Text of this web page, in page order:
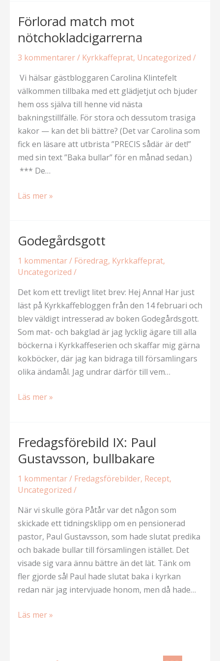
ha
mormorsrutor
till
Förlorad match mot
nötchokladcigarrerna
3 kommentarer/ Kyrkkaffeprat, Uncategorized /
Vi hälsar gästbloggaren Carolina Klintefelt
välkommen tillbaka med ett glädjetjut och bjuder
hem oss själva till henne vid nästa
bakningstillfälle. För stora och dessutom trasiga
kakor — kan det bli bättre? (Det var Carolina som
fick en läsare att utbrista ”PRECIS sådär är det!”
med sin text ”Baka bullar” för en månad sedan.)
*** De…
Förlorad
nötchokladcigarrerna
Läs mer »
Godegårdsgott
1 kommentar/ Föredrag, Kyrkkaffeprat,
Uncategorized /
Det kom ett trevligt litet brev: Hej Anna! Har just
läst på Kyrkkaffebloggen från den 14 februari och
blev väldigt intresserad av boken Godegårdsgott.
Som mat- och bakglad är jag lycklig ägare till alla
böckerna i Kyrkkaffeserien och skaffar mig gärna
kokböcker, där jag kan bidraga till församlingars
olika ändamål. Jag undrar därför till vem…
Godegårdsgott
Läs mer »
Fredagsförebild IX: Paul
Gustavsson, bullbakare
1 kommentar/ Fredagsförebilder, Recept,
Uncategorized /
När vi skulle göra Påtår var det någon som
skickade ett tidningsklipp om en pensionerad
pastor, Paul Gustavsson, som hade slutat predika
och bakade bullar till församlingen istället. Det
visade sig vara ännu bättre än det lät. Tänk om
fler gjorde så! Paul hade slutat baka i kyrkan
redan när jag intervjuade honom, men då hade…
Fredagsförebild
Läs mer »